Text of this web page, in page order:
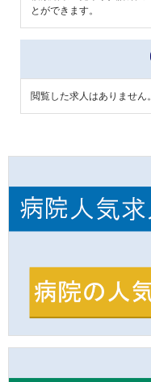
とができます。
閲覧した求人はありません。